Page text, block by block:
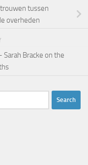
tussen
overheden
Sarah Bracke on the